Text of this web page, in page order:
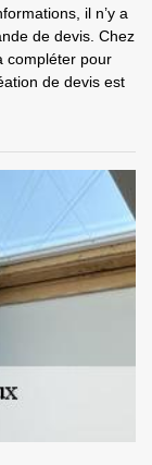
il n’y a
de devis. Chez
compléter pour
de devis est